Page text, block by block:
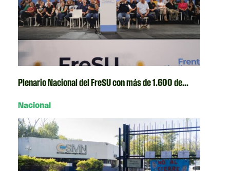
Plenario Nacional del FreSU con más de 1.600 de...
Nacional